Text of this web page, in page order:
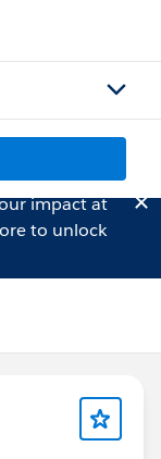
impact at
to unlock